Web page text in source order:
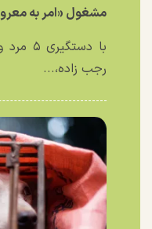
مشغول «امر به
با
رجب زاده،...